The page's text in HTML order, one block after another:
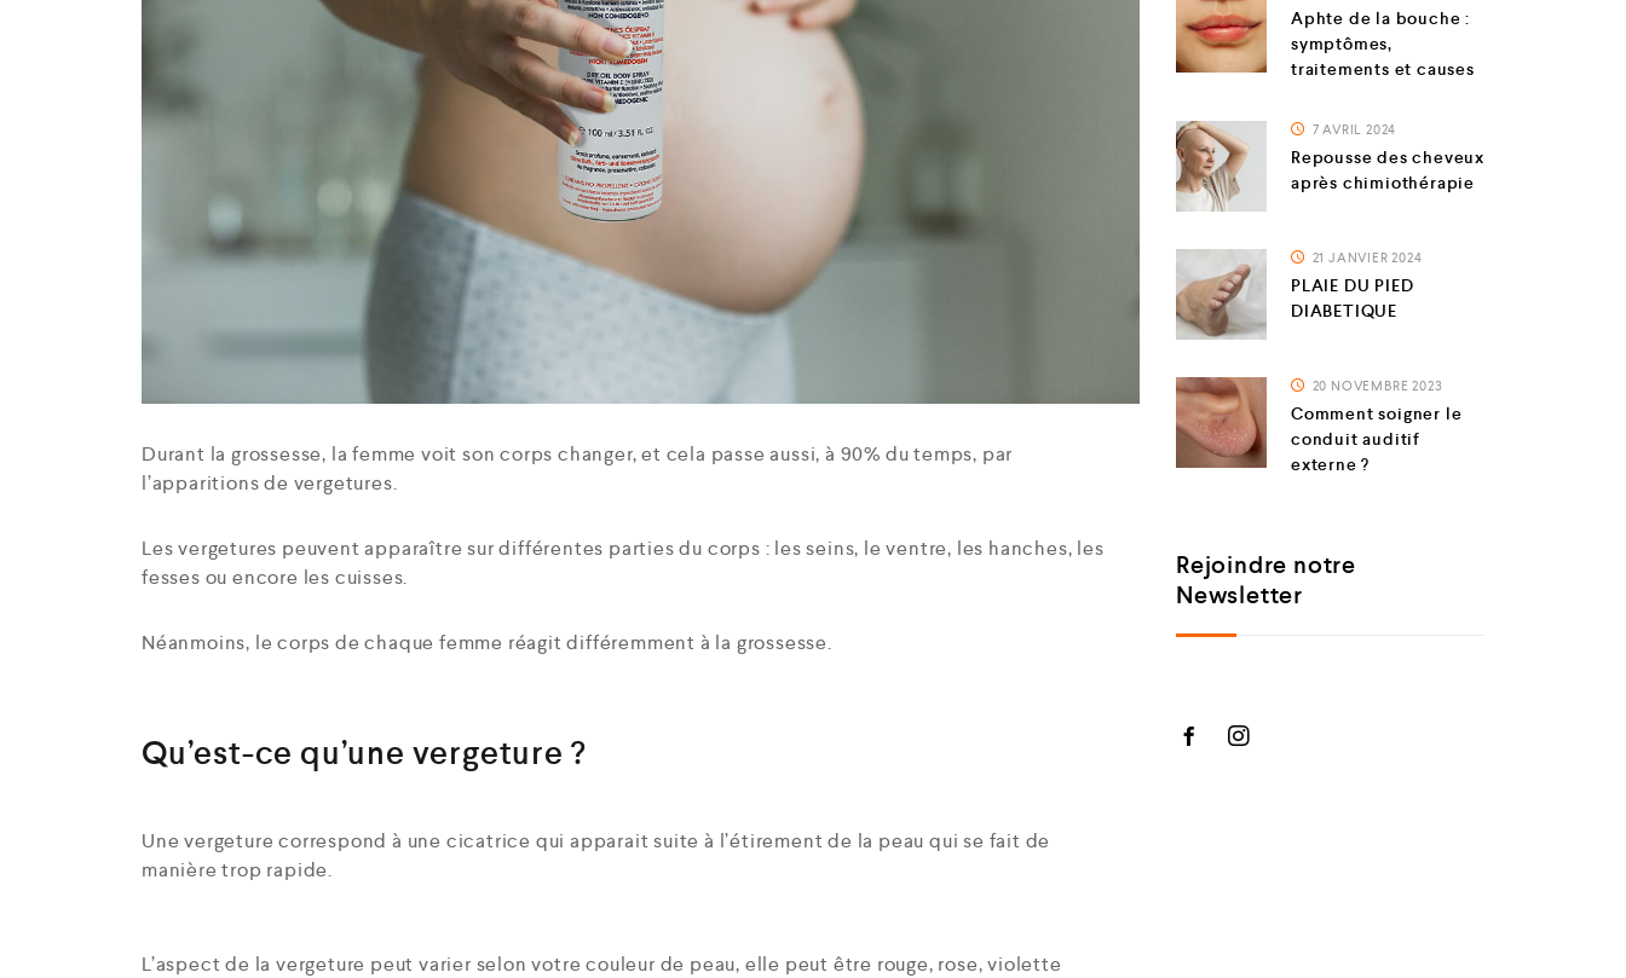
Durant la grossesse, la femme voit son corps changer, et cela passe aussi, à 90% du temps, par
l’apparitions de vergetures.
Les vergetures peuvent apparaître sur différentes parties du corps : les seins, le ventre, les hanches, les
fesses ou encore les cuisses.
Néanmoins, le corps de chaque femme réagit différemment à la grossesse.
Qu’est-ce qu’une vergeture ?
Une vergeture correspond à une cicatrice qui apparait suite à l’étirement de la peau qui se fait de
manière trop rapide.
L’aspect de la vergeture peut varier selon votre couleur de peau, elle peut être rouge, rose, violette
Aphte de la bouche :
symptômes,
traitements et causes
7 AVRIL 2024
Repousse des cheveux
après chimiothérapie
21 JANVIER 2024
PLAIE DU PIED
DIABETIQUE
20 NOVEMBRE 2023
Comment soigner le
conduit auditif
externe ?
Rejoindre notre
Newsletter